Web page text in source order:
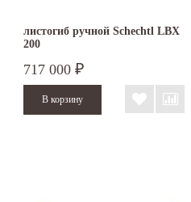
листогиб ручной Schechtl LBX
200
717 000 ₽